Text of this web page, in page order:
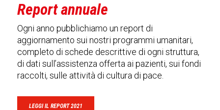
Report annuale
Ogni anno pubblichiamo un report di
aggiornamento sui nostri programmi umanitari,
completo di schede descrittive di ogni struttura,
di dati sull’assistenza offerta ai pazienti, sui fondi
raccolti, sulle attività di cultura di pace.
LEGGI IL REPORT 2021